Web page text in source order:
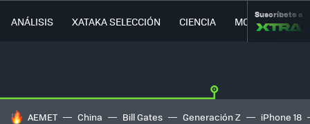
ANÁLISIS XATAKA SELECCIÓN CIENCIA MOVILIDAD
Suscríbete a
HOY SE HABLA DE
AEMET China Bill Gates Generación Z iPhone 18